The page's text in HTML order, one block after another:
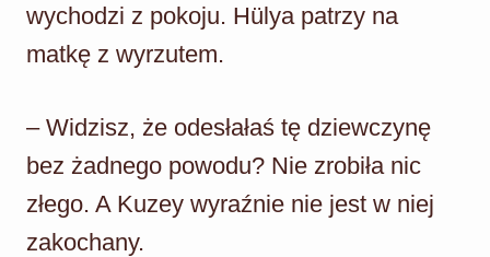
wychodzi z pokoju. Hülya patrzy na
matkę z wyrzutem.
– Widzisz, że odesłałaś tę dziewczynę
bez żadnego powodu? Nie zrobiła nic
złego. A Kuzey wyraźnie nie jest w niej
zakochany.